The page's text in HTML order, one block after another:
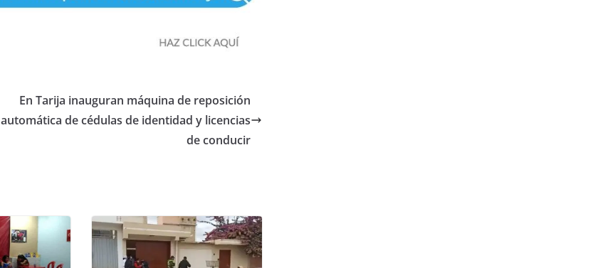
En Tarija inauguran máquina de reposición
automática de cédulas de identidad y licencias
de conducir